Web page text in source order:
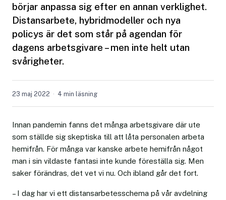
börjar anpassa sig efter en annan verklighet.
Distansarbete, hybridmodeller och nya
policys är det som står på agendan för
dagens arbetsgivare – men inte helt utan
svårigheter.
23 maj 2022 4 min läsning
Innan pandemin fanns det många arbetsgivare där ute
som ställde sig skeptiska till att låta personalen arbeta
hemifrån. För många var kanske arbete hemifrån något
man i sin vildaste fantasi inte kunde föreställa sig. Men
saker förändras, det vet vi nu. Och ibland går det fort.
– I dag har vi ett distansarbetesschema på vår avdelning